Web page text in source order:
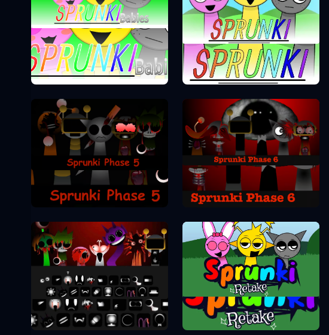
Sprunki Phase 0
Sprunki Phase 1
Sprunki Phase 5
Sprunki Phase 6
Sprunki Phase 10 Sprunki Retake